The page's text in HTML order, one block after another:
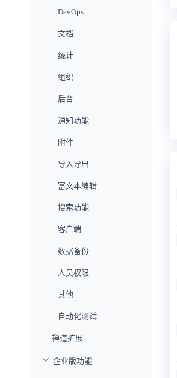
DevOps
文档
统计
组织
后台
通知功能
附件
导入导出
富文本编辑
搜索功能
客户端
数据备份
人员权限
其他
自动化测试
禅道扩展
企业版功能